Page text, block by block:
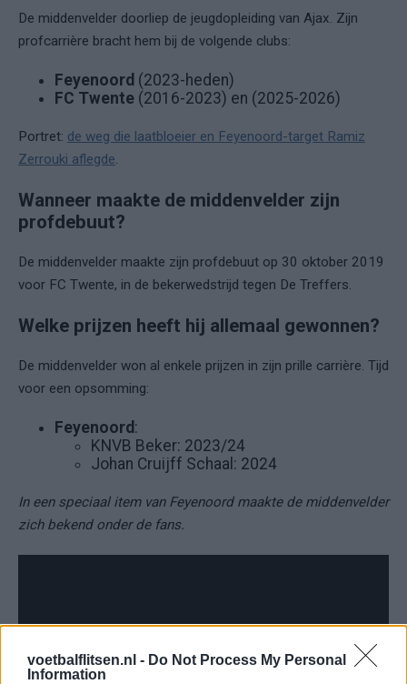
voetbalflitsen.nl - Do Not Process My Personal
Information
De middenvelder doorliep de jeugdopleiding van Ajax. Zijn
profcarrière bracht hem bij de volgende clubs:
Feyenoord (2023-heden)
FC Twente (2016-2023) en (2025-2026)
Portret: de weg die laatbloeier en Feyenoord-target Ramiz
Zerrouki aflegde.
Wanneer maakte de middenvelder zijn
profdebuut?
De middenvelder maakte zijn profdebuut op 30 oktober 2019
voor FC Twente, in de bekerwedstrijd tegen De Treffers.
Welke prijzen heeft hij allemaal gewonnen?
De middenvelder won al enkele prijzen in zijn prille carrière. Tijd
voor een opsomming:
Feyenoord :
KNVB Beker: 2023/24
Johan Cruijff Schaal: 2024
In een speciaal item van Feyenoord maakte de middenvelder
zich bekend onder de fans.